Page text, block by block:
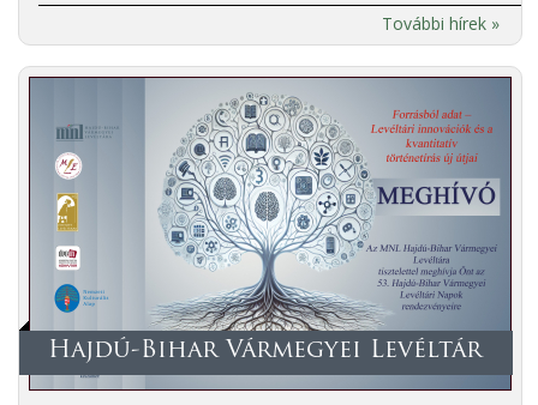
További hírek »
Hajdú-Bihar Vármegyei Levéltár